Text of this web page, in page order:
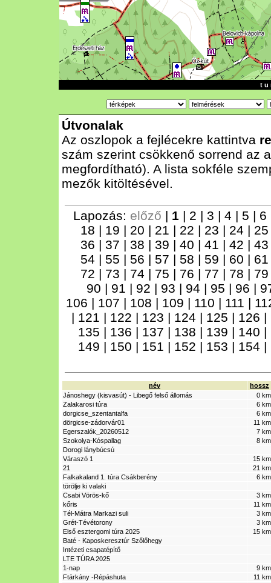
t u
Útvonalak
Az oszlopok a fejlécekre kattintva
szám szerint csökkenő sorrend az
megfordítható). A lista sokféle
mezők kitöltésével.
Lapozás: előző | 1 | 2 | 3 | 4 | 5 | 6
18 | 19 | 20 | 21 | 22 | 23 | 24 |
36 | 37 | 38 | 39 | 40 | 41 | 42 |
54 | 55 | 56 | 57 | 58 | 59 | 60 |
72 | 73 | 74 | 75 | 76 | 77 | 78 |
90 | 91 | 92 | 93 | 94 | 95 | 96 |
106 | 107 | 108 | 109 | 110 | 111 |
| 121 | 122 | 123 | 124 | 125 | 126 |
135 | 136 | 137 | 138 | 139 | 140 |
149 | 150 | 151 | 152 | 153 | 154 |
név
hossz
Jánoshegy (kisvasút) - Libegő felső állomás
0 km
Zalakarosi túra
6 km
dorgicse_szentantalfa
6 km
dörgicse-zádorvár01
11 km
Egerszalók_20260512
7 km
Szokolya-Kóspallag
8 km
Dorogi lánybúcsú
Váraszó 1
15 km
21
21 km
Falkakaland 1. túra Csákberény
6 km
törölje ki valaki
Csabi Vörös-kő
3 km
kőris
11 km
Tél-Mátra Markazi suli
3 km
Grét-Tévétorony
3 km
Első esztergomi túra 2025
15 km
Baté - Kaposkeresztúr Szőlőhegy
Intézeti csapatépítő
LTE TÚRA 2025
1-nap
9 km
Ftárkány -Répáshuta
11 km